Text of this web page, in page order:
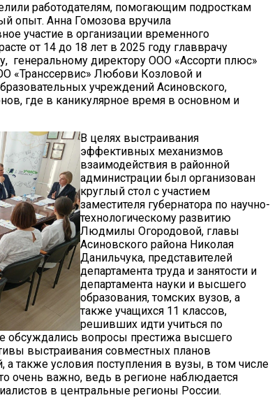
работодателям, помогающим подросткам
опыт. Анна Гомозова вручила
участие в организации временного
от 14 до 18 лет в 2025 году главврачу
генеральному директору ООО «Ассорти плюс»
«Транссервис» Любови Козловой и
учреждений Асиновского,
где в каникулярное время в основном и
В целях выстраивания
эффективных механизмов
взаимодействия в районной
администрации был организован
круглый стол с участием
заместителя губернатора по научно-
технологическому развитию
Людмилы Огородовой, главы
Асиновского района Николая
Данильчука, представителей
департамента труда и занятости и
департамента науки и высшего
образования, томских вузов, а
также учащихся 11 классов,
решивших идти учиться по
обсуждались вопросы престижа высшего
выстраивания совместных планов
также условия поступления в вузы, в том числе
очень важно, ведь в регионе наблюдается
в центральные регионы России.